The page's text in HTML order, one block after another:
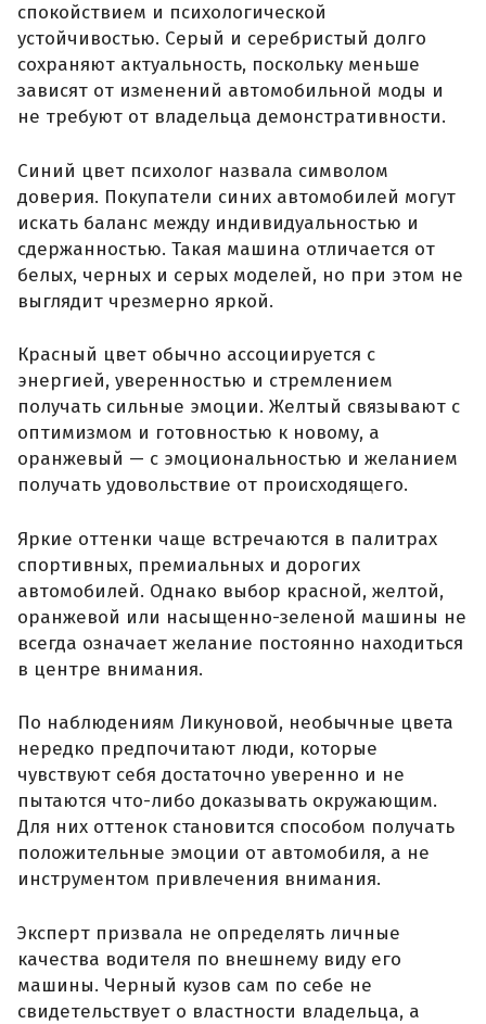
спокойствием и психологической
устойчивостью. Серый и серебристый долго
сохраняют актуальность, поскольку меньше
зависят от изменений автомобильной моды и
не требуют от владельца демонстративности.
Синий цвет психолог назвала символом
доверия. Покупатели синих автомобилей могут
искать баланс между индивидуальностью и
сдержанностью. Такая машина отличается от
белых, черных и серых моделей, но при этом не
выглядит чрезмерно яркой.
Красный цвет обычно ассоциируется с
энергией, уверенностью и стремлением
получать сильные эмоции. Желтый связывают с
оптимизмом и готовностью к новому, а
оранжевый — с эмоциональностью и желанием
получать удовольствие от происходящего.
Яркие оттенки чаще встречаются в палитрах
спортивных, премиальных и дорогих
автомобилей. Однако выбор красной, желтой,
оранжевой или насыщенно-зеленой машины не
всегда означает желание постоянно находиться
в центре внимания.
По наблюдениям Ликуновой, необычные цвета
нередко предпочитают люди, которые
чувствуют себя достаточно уверенно и не
пытаются что-либо доказывать окружающим.
Для них оттенок становится способом получать
положительные эмоции от автомобиля, а не
инструментом привлечения внимания.
Эксперт призвала не определять личные
качества водителя по внешнему виду его
машины. Черный кузов сам по себе не
свидетельствует о властности владельца, а